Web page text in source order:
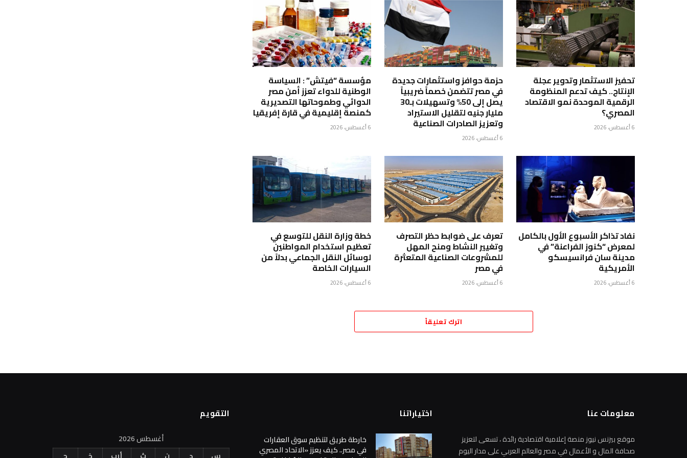
تحفيز الاستثمار وتدوير عجلة
الإنتاج.. كيف تدعم المنظومة
الرقمية الموحدة نمو الاقتصاد
المصري؟
6 أغسطس، 2026
حزمة حوافز واستثمارات جديدة
في مصر تتضمن خصماً ضريبياً
يصل إلى 50% وتسهيلات بـ30
مليار جنيه لتقليل الاستيراد
وتعزيز الصادرات الصناعية
6 أغسطس، 2026
مؤسسة “فيتش” : السياسة
الوطنية للدواء تعزز أمن مصر
الدوائي وطموحاتها التصديرية
كمنصة إقليمية في قارة إفريقيا
6 أغسطس، 2026
نفاد تذاكر الأسبوع الأول بالكامل
لمعرض “كنوز الفراعنة” في
مدينة سان فرانسيسكو
الأمريكية
6 أغسطس، 2026
تعرف على ضوابط حظر التصرف
وتغيير النشاط ومنح المهل
للمشروعات الصناعية المتعثرة
في مصر
6 أغسطس، 2026
خطة وزارة النقل للتوسع في
تعظيم استخدام المواطنين
لوسائل النقل الجماعي بدلاً من
السيارات الخاصة
6 أغسطس، 2026
اترك تعليقاً
معلومات عنا
موقع بيزنس نيوز منصة إعلامية اقتصادية رائدة ، تسعى لتعزيز
صحافة المال و الأعمال في مصر والعالم العربي على مدار اليوم
اختياراتنا
خارطة طريق لتنظيم سوق العقارات
في مصر.. كيف يعزز «الاتحاد المصري
التقويم
أغسطس 2026